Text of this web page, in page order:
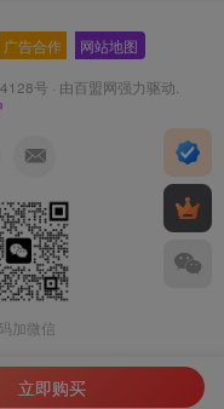
广告合作 网站地图
号 · 由百盟网强力驱动.
加微信
立即购买